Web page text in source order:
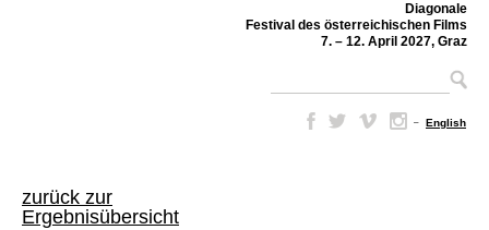
Diagonale
Festival des österreichischen Films
7. – 12. April 2027, Graz
– English
zurück zur
Ergebnisübersicht